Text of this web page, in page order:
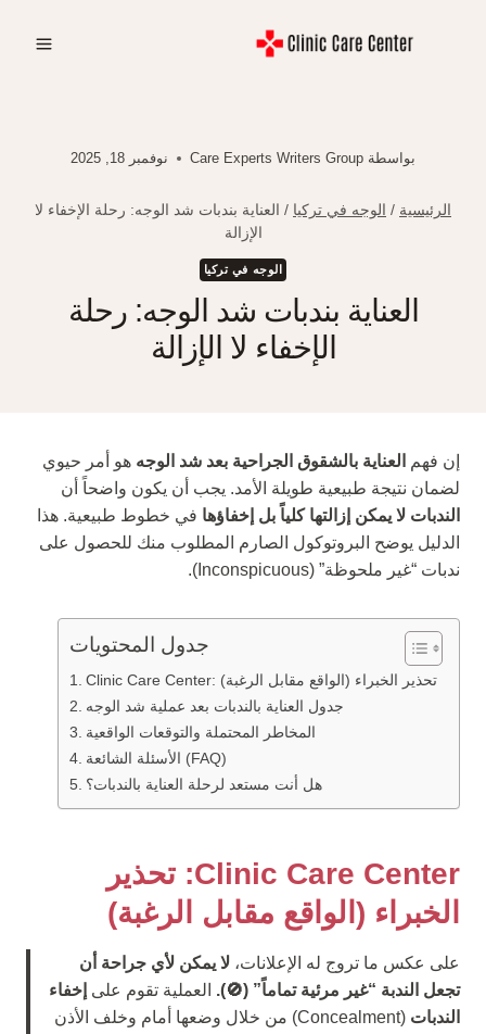
بواسطة Care Experts Writers Group نوفمبر 18, 2025
الرئيسية / الوجه في تركيا / العناية بندبات شد الوجه: رحلة الإخفاء لا
الإزالة
الوجه في تركيا
العناية بندبات شد الوجه: رحلة
الإخفاء لا الإزالة
إن فهم العناية بالشقوق الجراحية بعد شد الوجه هو أمر حيوي
لضمان نتيجة طبيعية طويلة الأمد. يجب أن يكون واضحاً أن
الندبات لا يمكن إزالتها كلياً بل إخفاؤها في خطوط طبيعية. هذا
الدليل يوضح البروتوكول الصارم المطلوب منك للحصول على
ندبات “غير ملحوظة” (Inconspicuous).
جدول المحتويات
Clinic Care Center: تحذير الخبراء (الواقع مقابل الرغبة)
جدول العناية بالندبات بعد عملية شد الوجه
المخاطر المحتملة والتوقعات الواقعية
الأسئلة الشائعة (FAQ)
هل أنت مستعد لرحلة العناية بالندبات؟
Clinic Care Center: تحذير
الخبراء (الواقع مقابل الرغبة)
على عكس ما تروج له الإعلانات، لا يمكن لأي جراحة أن
تجعل الندبة “غير مرئية تماماً” (🚫). العملية تقوم على إخفاء
الندبات
(Concealment) من خلال وضعها أمام وخلف الأذن